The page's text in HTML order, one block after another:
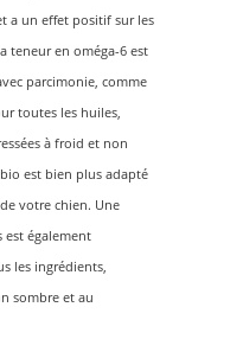
a un effet positif sur les
teneur en oméga-6 est
parcimonie, comme
toutes les huiles,
à froid et non
est bien plus adapté
votre chien. Une
est également
les ingrédients,
sombre et au